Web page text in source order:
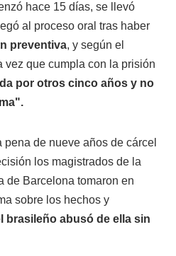
hace 15 días, se llevó
al proceso oral tras haber
preventiva, y según el
vez que cumpla con la prisión
por otros cinco años y no
de nueve años de cárcel
los magistrados de la
de Barcelona tomaron en
sobre los hechos y
brasileño abusó de ella sin